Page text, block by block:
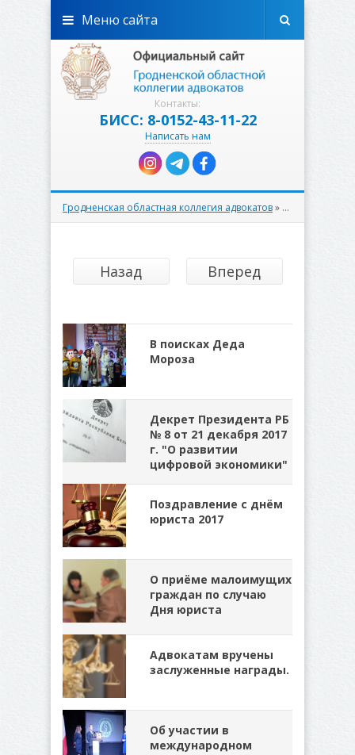
Контакты:
БИСС: 8-0152-43-11-22
Написать нам
Меню сайта
Гродненская областная коллегия адвокатов» Новости
Назад Вперед
В поисках Деда
Мороза
Декрет Президента РБ
№ 8 от 21 декабря 2017
г. "О развитии
цифровой экономики"
Поздравление с днём
юриста 2017
О приёме малоимущих
граждан по случаю
Дня юриста
Адвокатам вручены
заслуженные награды.
Об участии в
международном